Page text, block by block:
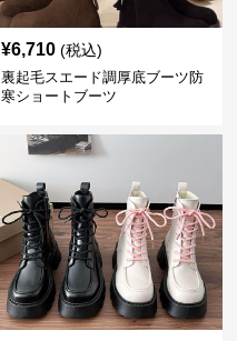
¥6,710 (税込)
裏起毛スエード調厚底ブーツ防
寒ショートブーツ